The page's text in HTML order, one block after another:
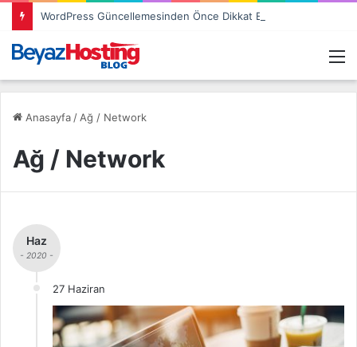
Anasayfa / Ağ / Network
Ağ / Network
Haz
- 2020 -
27 Haziran